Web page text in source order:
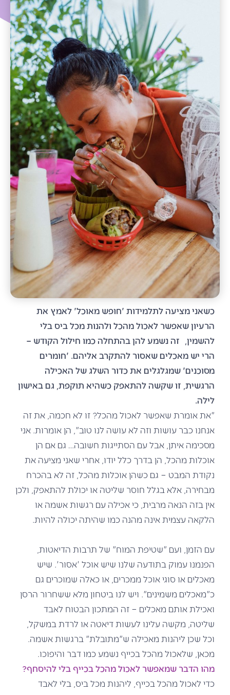
כשאני מציעה לתלמידות 'חופש מאוכל' לאמץ את
הרעיון שאפשר לאכול מהכל ולהנות מכל ביס בלי
להשמין, זה נשמע להן בהתחלה כמו חילול הקודש –
הרי יש מאכלים שאסור להתקרב אליהם. 'חומרים
מסוכנים' שמגלגלים את כדור השלג של האכילה
הרגשית, זו שקשה להתאפק כשהיא תוקפת, גם באישון
לילה.
"את אומרת שאפשר לאכול מהכל? זו לא חכמה, את זה
אנחנו כבר עושות וזה לא עושה לנו טוב", הן אומרות. אני
מסכימה איתן, אבל עם הסתייגות חשובה… גם אם הן
אוכלות מהכל, הן בדרך כלל יודו, אחרי שאני מציעה את
נקודת המבט – גם כשהן אוכלות מהכל, זה לא בהכרח
מבחירה, אלא בגלל חוסר שליטה או יכולת להתאפק, ולכן
אין בזה הנאה מרבית, כי אכילה עם רגשות אשמה או
הלקאה עצמית אינה מהנה כמו שהיתה יכולה להיות.
עם הזמן, ועם "שטיפת המוח" של תרבות הדיאטות,
הפנמנו עמוק בתודעה שלנו שיש אוכל 'אסור'. שיש
מאכלים או סוגי אוכל ממכרים, או כאלה שמוכרים גם
כ"מאכלים משמינים". ויש לנו ביטחון מלא ששחרור הרסן
ואכילת אותם מאכלים – זה המתכון הבטוח לאבד
שליטה, מקשה עלינו לעשות דיאטה או לרדת במשקל,
וכל שכן ליהנות מאכילה ש"מתובלת" ברגשות אשמה.
מכאן, שלאכול מהכל בכייף נשמע כמו דבר והיפוכו.
מהו הדבר שמאפשר לאכול מהכל בכייף בלי להיסחף?
כדי לאכול מהכל בכייף, ליהנות מכל ביס, בלי לאבד